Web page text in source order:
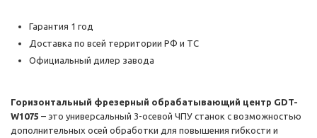
Гарантия 1 год
Доставка по всей территории РФ и ТС
Официальный дилер завода
Горизонтальный фрезерный обрабатывающий центр GDT-
W1075 – это универсальный 3-осевой ЧПУ станок с возможностью
дополнительных осей обработки для повышения гибкости и